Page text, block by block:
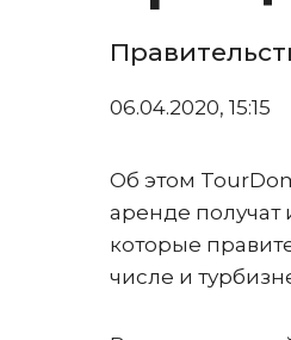
06.04.2020, 15:15
Об этом
аренде
которые
числе и